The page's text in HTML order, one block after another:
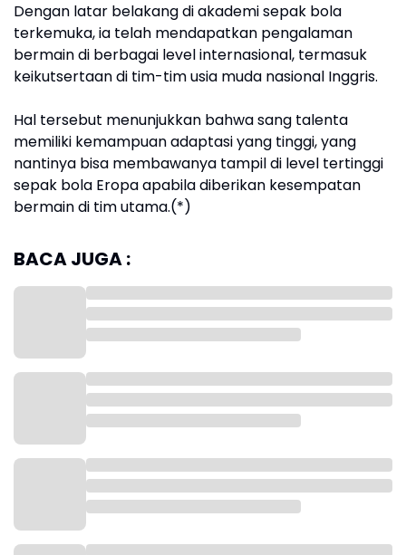
Dengan latar belakang di akademi sepak bola
terkemuka, ia telah mendapatkan pengalaman
bermain di berbagai level internasional, termasuk
keikutsertaan di tim-tim usia muda nasional Inggris.
Hal tersebut menunjukkan bahwa sang talenta
memiliki kemampuan adaptasi yang tinggi, yang
nantinya bisa membawanya tampil di level tertinggi
sepak bola Eropa apabila diberikan kesempatan
bermain di tim utama.(*)
BACA JUGA :